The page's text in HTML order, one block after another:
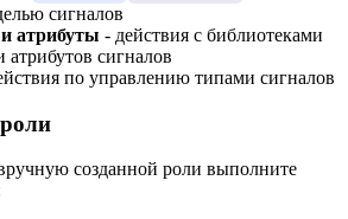
сигналов
атрибуты - действия с библиотеками
атрибутов сигналов
по управлению типами сигналов
созданной роли выполните